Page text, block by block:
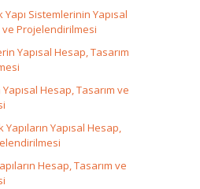
Yapı Sistemlerinin Yapısal
ve Projelendirilmesi
Yapısal Hesap, Tasarım
Hesap, Tasarım ve
Yapısal Hesap,
Hesap, Tasarım ve